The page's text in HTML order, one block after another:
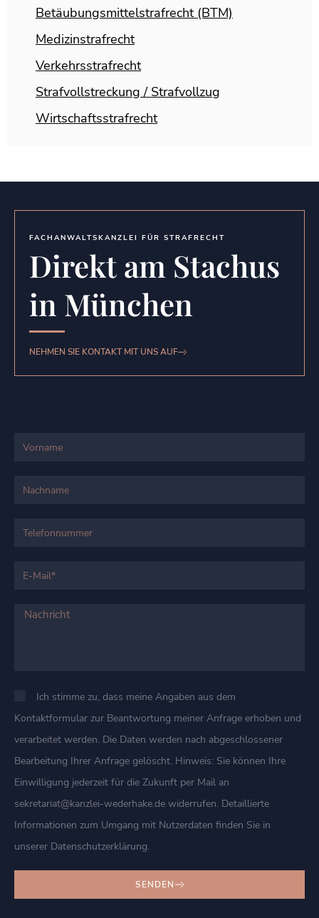
Betäubungsmittelstrafrecht (BTM)
Medizinstrafrecht
Verkehrsstrafrecht
Strafvollstreckung / Strafvollzug
Wirtschaftsstrafrecht
FACHANWALTSKANZLEI FÜR STRAFRECHT
Direkt am Stachus
in München
NEHMEN SIE KONTAKT MIT UNS AUF
Ich stimme zu, dass meine Angaben aus dem
Kontaktformular zur Beantwortung meiner Anfrage erhoben und
verarbeitet werden. Die Daten werden nach abgeschlossener
Bearbeitung Ihrer Anfrage gelöscht. Hinweis: Sie können Ihre
Einwilligung jederzeit für die Zukunft per Mail an
sekretariat@kanzlei-wederhake.de widerrufen. Detaillierte
Informationen zum Umgang mit Nutzerdaten finden Sie in
unserer Datenschutzerklärung.
SENDEN